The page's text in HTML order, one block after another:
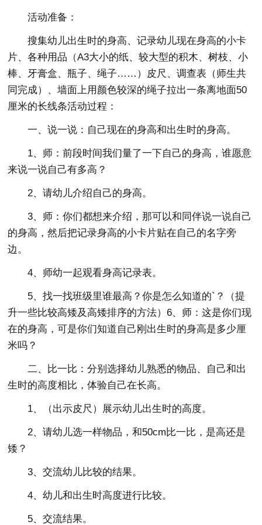
活动准备：
搜集幼儿出生时的身高、记录幼儿现在身高的小卡
片、各种用品（A3大小的纸、较大型的积木、树枝、小
棒、牙膏盒、瓶子、绳子……）皮尺、调查表（师生共
同完成）、墙面上用颜色较深的绳子拉出一条离地面50
厘米的长线条活动过程：
一、说一说：自己现在的身高和出生时的身高。
1、师：前段时间我们量了一下自己的身高，谁愿意
来说一说自己有多高？
2、请幼儿介绍自己的身高。
3、师：你们都想来介绍，那可以和同伴说一说自己
的身高，然后把记录身高的小卡片贴在自己的名字旁
边。
4、师幼一起观看身高记录表。
5、找一找班级里谁最高？你是怎么知道的`？（提
升一些比较高矮及高矮排序的方法）6、师：这是你们现
在的身高，可是你们知道自己刚出生时的身高是多少厘
米吗？
二、比一比：分别选择幼儿熟悉的物品、自己和出
生时的高度相比，体验自己在长高。
1、（出示皮尺）展示幼儿出生时的高度。
2、请幼儿选一样物品，和50cm比一比，是高还是
矮？
3、交流幼儿比较的结果。
4、幼儿和出生时高度进行比较。
5、交流结果。